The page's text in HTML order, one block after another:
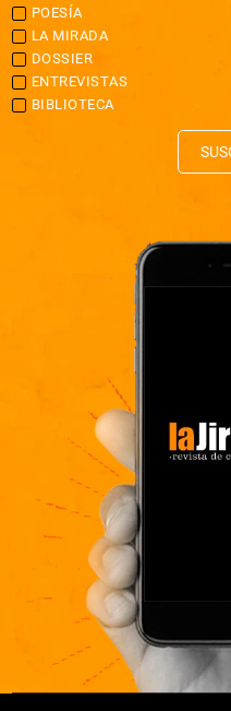
POESÍA
LA MIRADA
DOSSIER
ENTREVISTAS
BIBLIOTECA